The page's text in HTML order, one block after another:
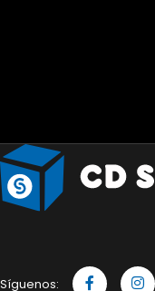
Síguenos: